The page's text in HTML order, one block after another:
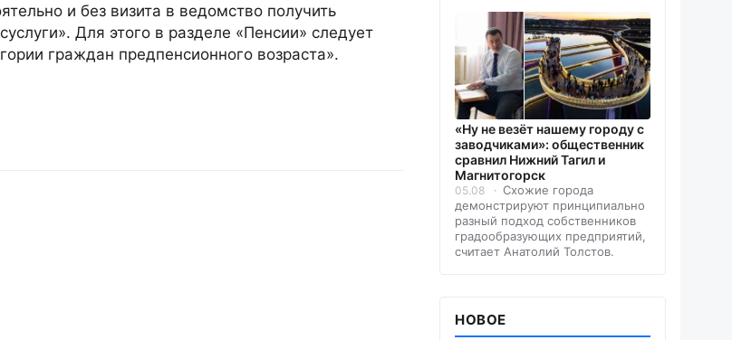
и без визита в ведомство получить
Для этого в разделе «Пенсии» следует
граждан предпенсионного возраста».
«Ну не везёт нашему городу с
заводчиками»: общественник
сравнил Нижний Тагил и
Магнитогорск
05.08
Схожие города
демонстрируют принципиально
разный подход собственников
градообразующих предприятий,
считает Анатолий Толстов.
НОВОЕ